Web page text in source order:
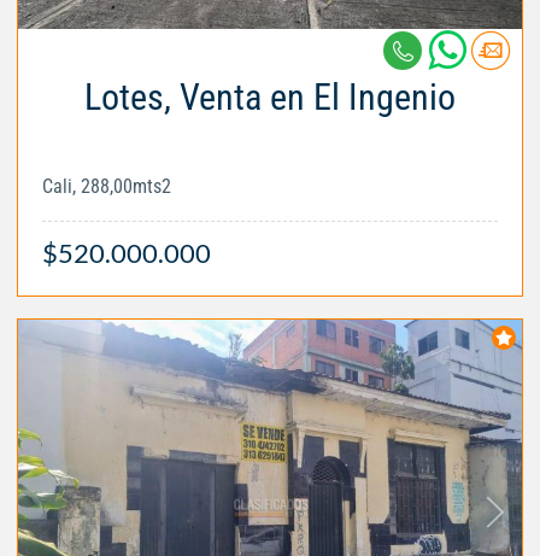
Lotes, Venta en El Ingenio
Cali, 288,00mts2
$520.000.000